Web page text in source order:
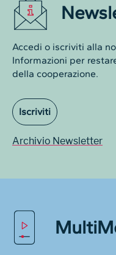
Accedi o iscriviti alla
Informazioni per
della cooperazione.
Iscriviti
Archivio Newsletter